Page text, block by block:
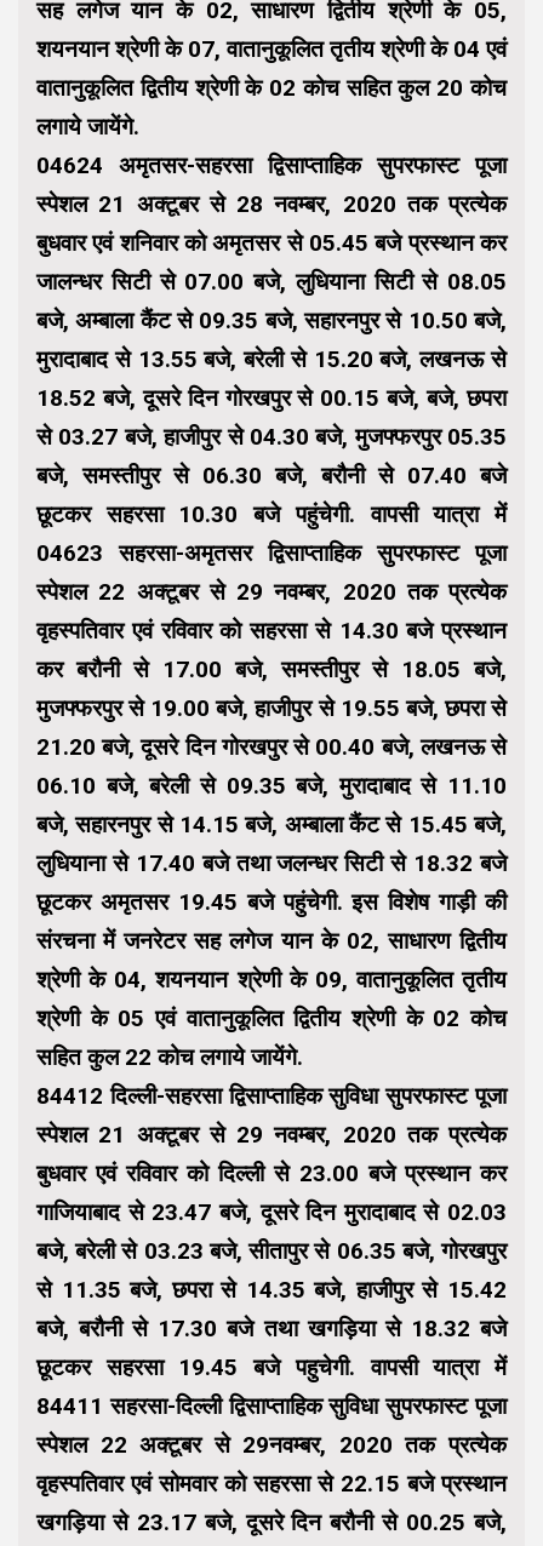
सह लगेज यान के 02, साधारण द्वितीय श्रेणी के 05,
शयनयान श्रेणी के 07, वातानुकूलित तृतीय श्रेणी के 04 एवं
वातानुकूलित द्वितीय श्रेणी के 02 कोच सहित कुल 20 कोच
लगाये जायेंगे.
04624 अमृतसर-सहरसा द्विसाप्ताहिक सुपरफास्ट पूजा
स्पेशल 21 अक्टूबर से 28 नवम्बर, 2020 तक प्रत्येक
बुधवार एवं शनिवार को अमृतसर से 05.45 बजे प्रस्थान कर
जालन्धर सिटी से 07.00 बजे, लुधियाना सिटी से 08.05
बजे, अम्बाला कैंट से 09.35 बजे, सहारनपुर से 10.50 बजे,
मुरादाबाद से 13.55 बजे, बरेली से 15.20 बजे, लखनऊ से
18.52 बजे, दूसरे दिन गोरखपुर से 00.15 बजे, बजे, छपरा
से 03.27 बजे, हाजीपुर से 04.30 बजे, मुजफ्फरपुर 05.35
बजे, समस्तीपुर से 06.30 बजे, बरौनी से 07.40 बजे
छूटकर सहरसा 10.30 बजे पहुंचेगी. वापसी यात्रा में
04623 सहरसा-अमृतसर द्विसाप्ताहिक सुपरफास्ट पूजा
स्पेशल 22 अक्टूबर से 29 नवम्बर, 2020 तक प्रत्येक
वृहस्पतिवार एवं रविवार को सहरसा से 14.30 बजे प्रस्थान
कर बरौनी से 17.00 बजे, समस्तीपुर से 18.05 बजे,
मुजफ्फरपुर से 19.00 बजे, हाजीपुर से 19.55 बजे, छपरा से
21.20 बजे, दूसरे दिन गोरखपुर से 00.40 बजे, लखनऊ से
06.10 बजे, बरेली से 09.35 बजे, मुरादाबाद से 11.10
बजे, सहारनपुर से 14.15 बजे, अम्बाला कैंट से 15.45 बजे,
लुधियाना से 17.40 बजे तथा जलन्धर सिटी से 18.32 बजे
छूटकर अमृतसर 19.45 बजे पहुंचेगी. इस विशेष गाड़ी की
संरचना में जनरेटर सह लगेज यान के 02, साधारण द्वितीय
श्रेणी के 04, शयनयान श्रेणी के 09, वातानुकूलित तृतीय
श्रेणी के 05 एवं वातानुकूलित द्वितीय श्रेणी के 02 कोच
सहित कुल 22 कोच लगाये जायेंगे.
84412 दिल्ली-सहरसा द्विसाप्ताहिक सुविधा सुपरफास्ट पूजा
स्पेशल 21 अक्टूबर से 29 नवम्बर, 2020 तक प्रत्येक
बुधवार एवं रविवार को दिल्ली से 23.00 बजे प्रस्थान कर
गाजियाबाद से 23.47 बजे, दूसरे दिन मुरादाबाद से 02.03
बजे, बरेली से 03.23 बजे, सीतापुर से 06.35 बजे, गोरखपुर
से 11.35 बजे, छपरा से 14.35 बजे, हाजीपुर से 15.42
बजे, बरौनी से 17.30 बजे तथा खगड़िया से 18.32 बजे
छूटकर सहरसा 19.45 बजे पहुचेगी. वापसी यात्रा में
84411 सहरसा-दिल्ली द्विसाप्ताहिक सुविधा सुपरफास्ट पूजा
स्पेशल 22 अक्टूबर से 29नवम्बर, 2020 तक प्रत्येक
वृहस्पतिवार एवं सोमवार को सहरसा से 22.15 बजे प्रस्थान
खगड़िया से 23.17 बजे, दूसरे दिन बरौनी से 00.25 बजे,